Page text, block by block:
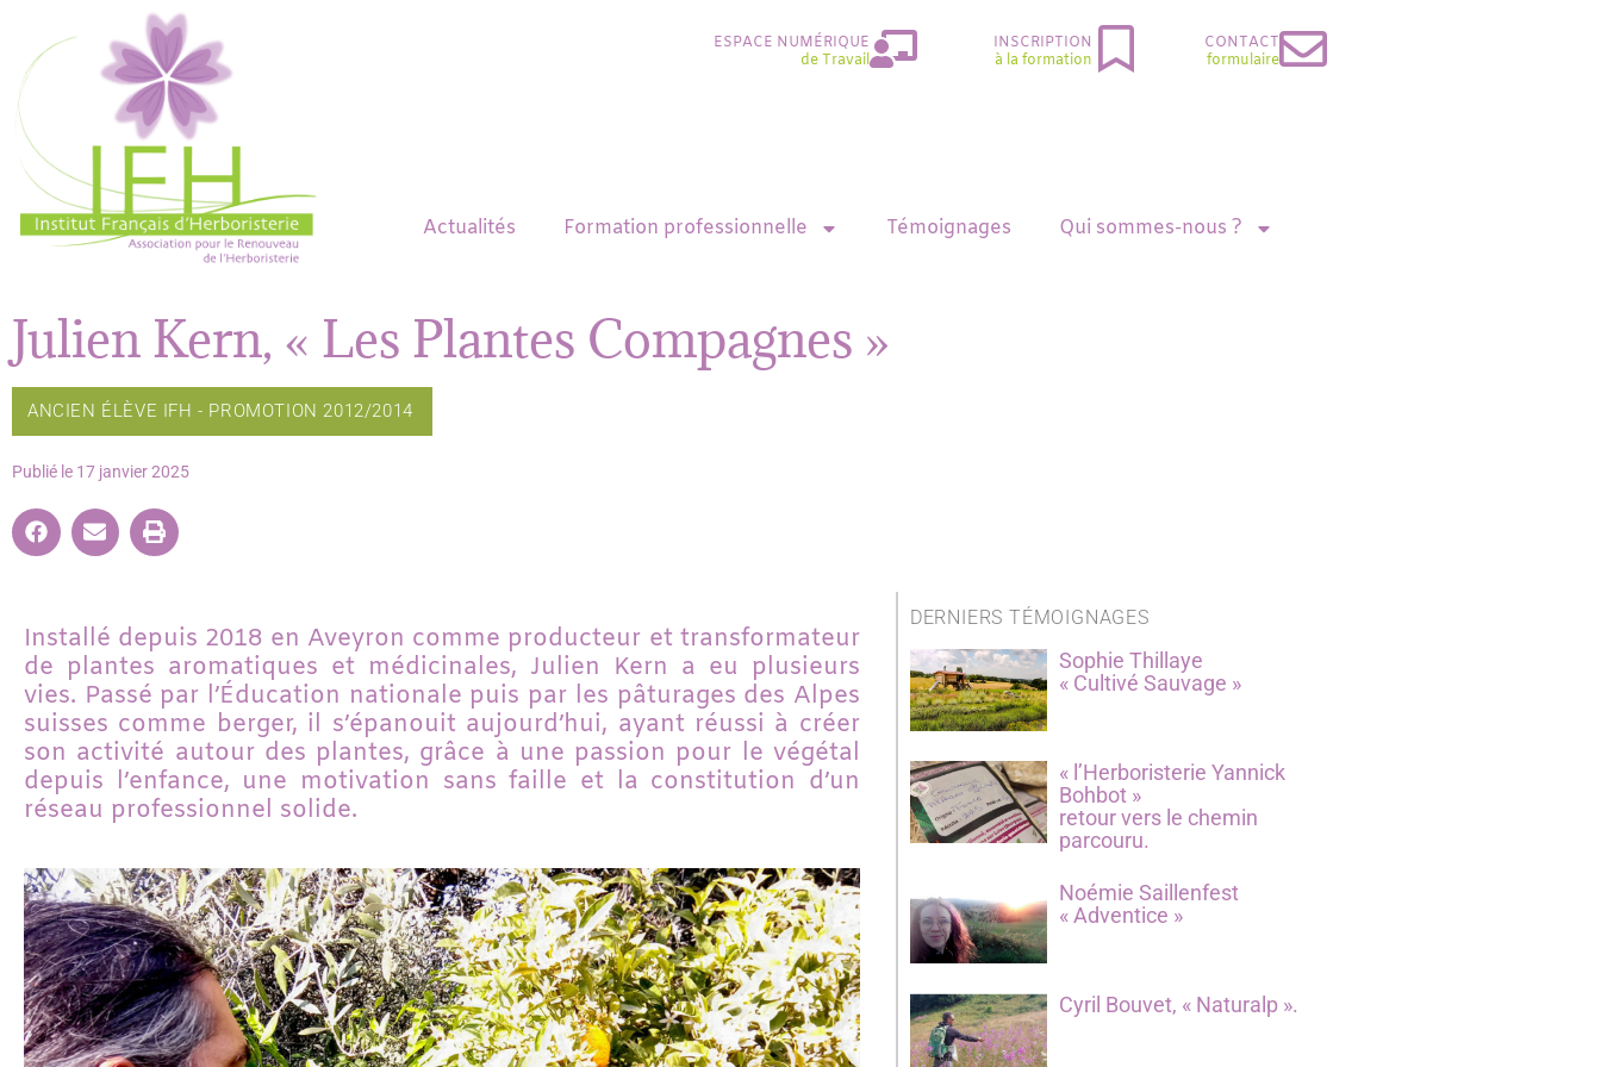
ESPACE NUMÉRIQUE
de Travail
INSCRIPTION
à la formation
CONTACT
formulaire
Actualités Formation professionnelle Témoignages Qui sommes-nous ?
Julien Kern, « Les Plantes Compagnes »
ANCIEN ÉLÈVE IFH - PROMOTION 2012/2014
Publié le 17 janvier 2025
Installé depuis 2018 en Aveyron comme producteur et transformateur
de plantes aromatiques et médicinales, Julien Kern a eu plusieurs
vies. Passé par l’Éducation nationale puis par les pâturages des Alpes
suisses comme berger, il s’épanouit aujourd’hui, ayant réussi à créer
son activité autour des plantes, grâce à une passion pour le végétal
depuis l’enfance, une motivation sans faille et la constitution d’un
réseau professionnel solide.
DERNIERS TÉMOIGNAGES
Sophie Thillaye
« Cultivé Sauvage »
« l’Herboristerie Yannick
Bohbot »
retour vers le chemin
parcouru.
Noémie Saillenfest
« Adventice »
Cyril Bouvet, « Naturalp ».